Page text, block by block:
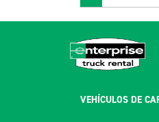
VEHÍCULOS DE